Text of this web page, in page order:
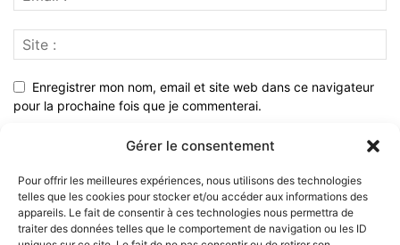
Gérer le consentement
Pour offrir les meilleures expériences, nous utilisons des technologies
telles que les cookies pour stocker et/ou accéder aux informations des
appareils. Le fait de consentir à ces technologies nous permettra de
traiter des données telles que le comportement de navigation ou les ID
Enregistrer mon nom, email et site web dans ce navigateur
pour la prochaine fois que je commenterai.